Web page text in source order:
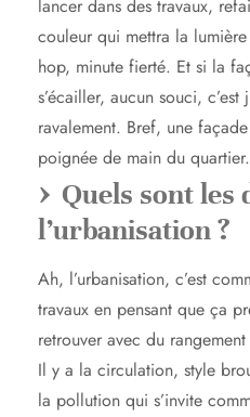
lancer dans des travaux,
couleur qui mettra la
hop, minute fierté. Et si la
s’écailler, aucun souci,
ravalement. Bref, une
poignée de main du quartier.
Quels sont les
l’urbanisation ?
Ah, l’urbanisation, c’est
travaux en pensant que ça
retrouver avec du
Il y a la circulation, style
la pollution qui s’invite